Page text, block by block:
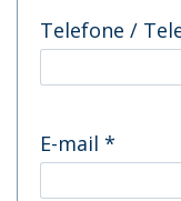
Telefone /
E-mail *